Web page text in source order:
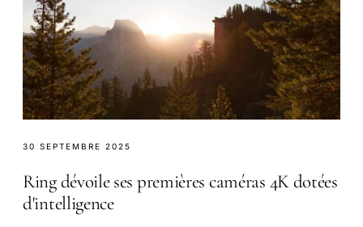
30 SEPTEMBRE 2025
Ring dévoile ses premières caméras 4K dotées
d'intelligence